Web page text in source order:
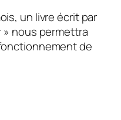
un livre écrit par
» nous permettra
de